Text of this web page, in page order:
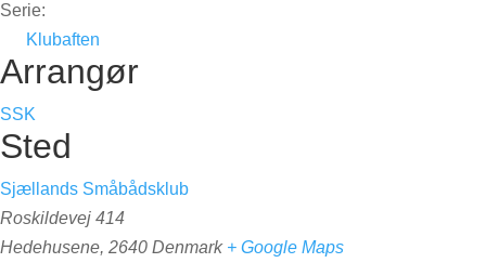
Serie:
Klubaften
Arrangør
SSK
Sted
Sjællands Småbådsklub
Roskildevej 414
Hedehusene, 2640 Denmark + Google Maps